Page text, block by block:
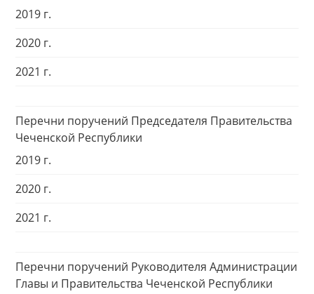
2019 г.
2020 г.
2021 г.
Перечни поручений Председателя Правительства
Чеченской Республики
2019 г.
2020 г.
2021 г.
Перечни поручений Руководителя Администрации
Главы и Правительства Чеченской Республики